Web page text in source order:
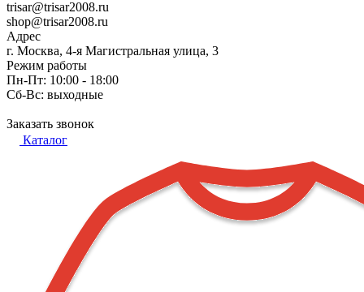
trisar@trisar2008.ru
shop@trisar2008.ru
Адрес
г. Москва, 4-я Магистральная улица, 3
Режим работы
Пн-Пт: 10:00 - 18:00
Сб-Вс: выходные
Заказать звонок
Каталог